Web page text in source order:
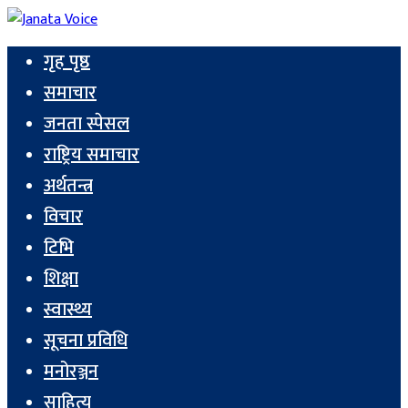
गृह पृष्ठ
समाचार
जनता स्पेसल
राष्ट्रिय समाचार
अर्थतन्त्र
विचार
टिभि
शिक्षा
स्वास्थ्य
सूचना प्रविधि
मनोरञ्जन